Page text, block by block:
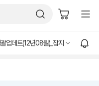
업데트(12년08월)_잡지